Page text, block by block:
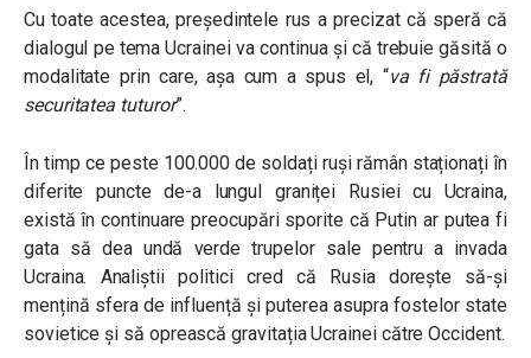
Cu toate acestea, președintele rus a precizat că speră că
dialogul pe tema Ucrainei va continua și că trebuie găsită o
modalitate prin care, așa cum a spus el, “va fi păstrată
securitatea tuturor”.
În timp ce peste 100.000 de soldați ruși rămân staționați în
diferite puncte de-a lungul graniței Rusiei cu Ucraina,
există în continuare preocupări sporite că Putin ar putea fi
gata să dea undă verde trupelor sale pentru a invada
Ucraina. Analiștii politici cred că Rusia dorește să-și
mențină sfera de influență și puterea asupra fostelor state
sovietice și să oprească gravitația Ucrainei către Occident.